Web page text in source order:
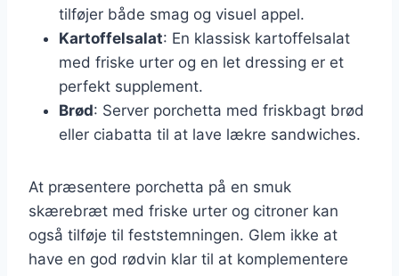
tilføjer både smag og visuel appel.
Kartoffelsalat: En klassisk kartoffelsalat
med friske urter og en let dressing er et
perfekt supplement.
Brød: Server porchetta med friskbagt brød
eller ciabatta til at lave lækre sandwiches.
At præsentere porchetta på en smuk
skærebræt med friske urter og citroner kan
også tilføje til feststemningen. Glem ikke at
have en god rødvin klar til at komplementere